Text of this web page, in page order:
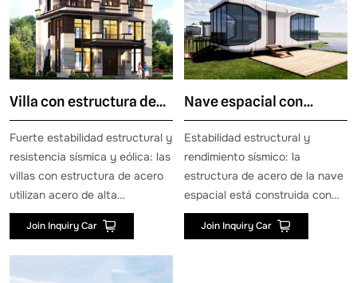
Villa con estructura de
acero
Fuerte estabilidad estructural y
resistencia sísmica y eólica: las
villas con estructura de acero
utilizan acero de alta
resistencia, que tiene un buen
rendimiento sísmico y de
resistencia eólica. En caso de
desastres naturales como
Join Inquiry Car
Nave espacial con
estructura de acero
Estabilidad estructural y
rendimiento sísmico: la
estructura de acero de la nave
espacial está construida con
acero de alta calidad, lo que
garantiza la resistencia y
Join Inquiry Car